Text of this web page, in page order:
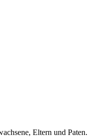
Eltern und Paten.